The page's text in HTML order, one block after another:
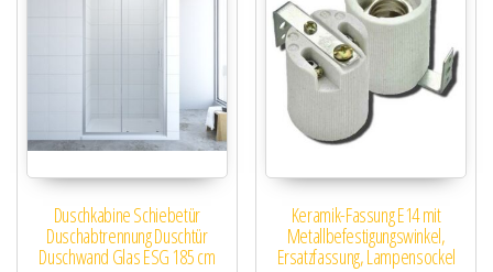
Duschkabine Schiebetür
Duschabtrennung Duschtür
Duschwand Glas ESG 185 cm
Keramik-Fassung E14 mit
Metallbefestigungswinkel,
Ersatzfassung, Lampensockel